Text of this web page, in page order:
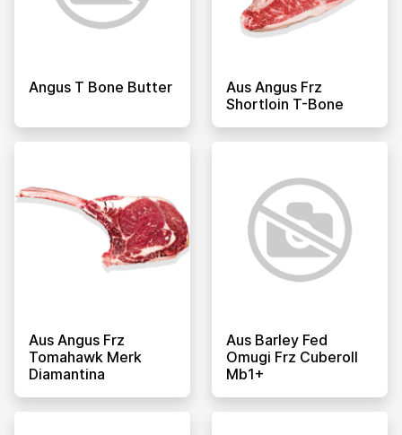
Angus T Bone Butter
Aus Angus Frz
Shortloin T-Bone
Aus Angus Frz
Tomahawk Merk
Diamantina
Aus Barley Fed
Omugi Frz Cuberoll
Mb1+